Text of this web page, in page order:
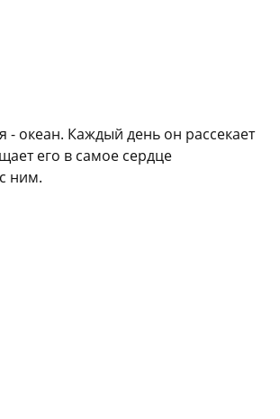
- океан. Каждый день он рассекает
его в самое сердце
ним.